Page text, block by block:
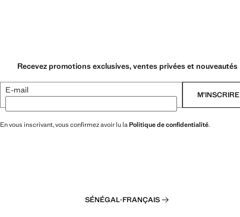
Recevez promotions exclusives, ventes privées et nouveautés
E-mail M’INSCRIRE
En vous inscrivant, vous confirmez avoir lu la Politique de confidentialité.
SÉNÉGAL·FRANÇAIS